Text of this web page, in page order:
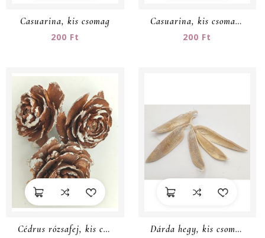
Casuarina, kis csomag
200 Ft
Casuarina, kis csomag 2
200 Ft
Cédrus rózsafej, kis csomag Dárda hegy, kis csomag